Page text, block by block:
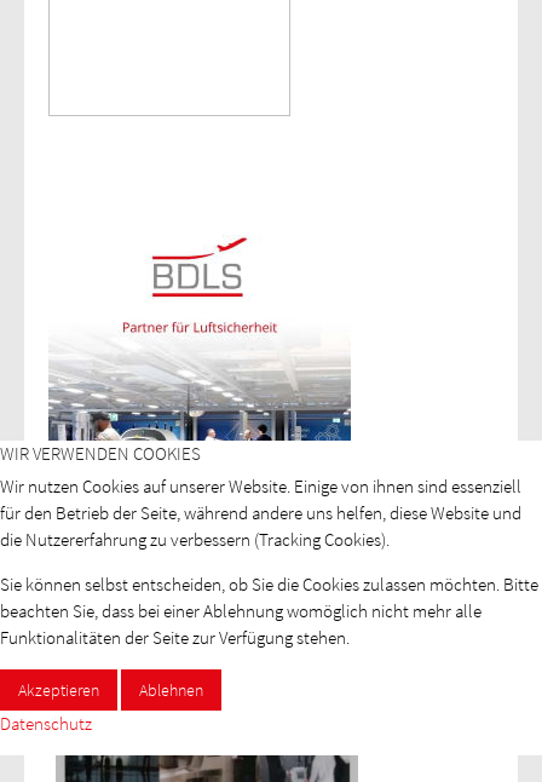
WIR VERWENDEN COOKIES
Wir nutzen Cookies auf unserer Website. Einige von ihnen sind essenziell
für den Betrieb der Seite, während andere uns helfen, diese Website und
die Nutzererfahrung zu verbessern (Tracking Cookies).
Sie können selbst entscheiden, ob Sie die Cookies zulassen möchten. Bitte
beachten Sie, dass bei einer Ablehnung womöglich nicht mehr alle
Funktionalitäten der Seite zur Verfügung stehen.
Akzeptieren Ablehnen
Datenschutz